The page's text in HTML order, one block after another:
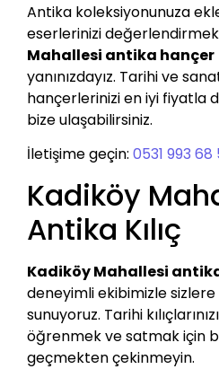
Antika koleksiyonunuza
eserlerinizi değerlendirmek
Mahallesi antika hançer
yanınızdayız. Tarihi ve
hançerlerinizi en iyi fiyatla
bize ulaşabilirsiniz.
İletişime geçin: 0531 993 68
Kadiköy
Antika Kılıç
Kadiköy Mahallesi antika
deneyimli ekibimizle
sunuyoruz. Tarihi
öğrenmek ve satmak için
geçmekten çekinmeyin.